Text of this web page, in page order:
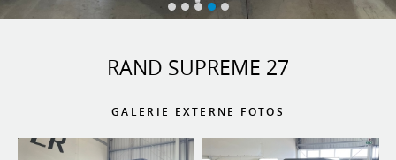
RAND SUPREME 27
GALERIE EXTERNE FOTOS